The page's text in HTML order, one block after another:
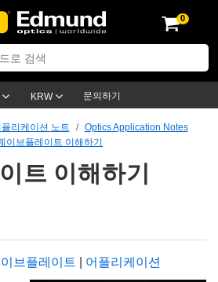
0
KRW 문의하기
플리케이션 노트
Optics Application Notes
이브플레이트 이해하기
트 이해하기
브플레이트 어플리케이션